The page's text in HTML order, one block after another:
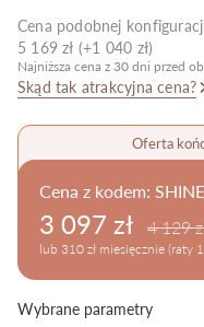
Pielęgnacja biżuterii
Cena podobnej
5 169 zł (+1 040 zł)
Najniższa cena z 30 dni przed
Skąd tak atrakcyjna cena?
Oferta
Cena z kodem: SHINE
3 097 zł 4 129
lub 310 zł miesięcznie (raty
Wybrane parametry